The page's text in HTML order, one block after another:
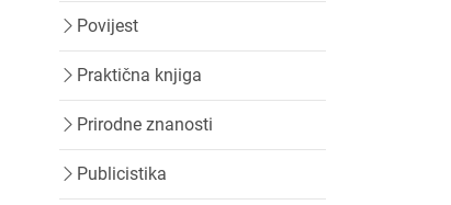
Povijest
Praktična knjiga
Prirodne znanosti
Publicistika